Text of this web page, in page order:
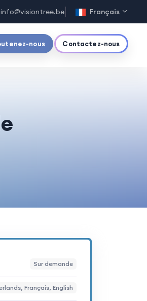
info@visiontree.be Français
nous Contactez-nous
Sur demande
Français, English